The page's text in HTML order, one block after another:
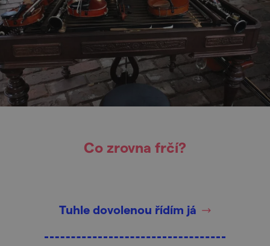
Co zrovna frčí?
Tuhle dovolenou řídím já